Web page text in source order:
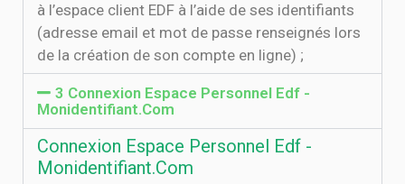
à l’espace client EDF à l’aide de ses identifiants
(adresse email et mot de passe renseignés lors
de la création de son compte en ligne) ;
3 Connexion Espace Personnel Edf -
Monidentifiant.Com
Connexion Espace Personnel Edf -
Monidentifiant.Com